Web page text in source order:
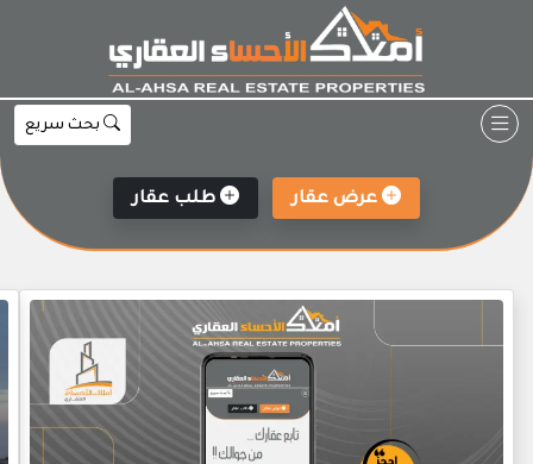
بحث سريع
عرض عقار طلب عقار